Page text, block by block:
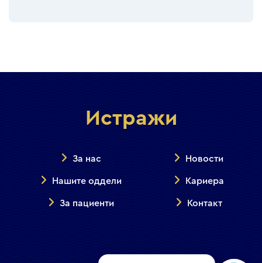
Истражи
За нас
Нашите оддели
За пациенти
Новости
Кариера
Контакт